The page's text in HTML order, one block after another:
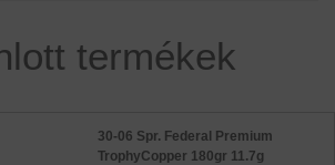
termékek
30-06 Spr. Federal Premium
TrophyCopper 180gr 11.7g